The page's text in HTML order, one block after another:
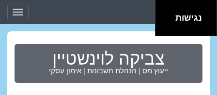
צביקה לוינשטיין
ייעוץ מס | הנהלת חשבונות | אימון עסקי
נגישות